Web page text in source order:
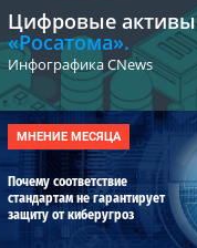
Цифровые активы
«Росатома».
Инфографика CNews
МНЕНИЕ МЕСЯЦА
Почему соответствие
стандартам не гарантирует
защиту от киберугроз